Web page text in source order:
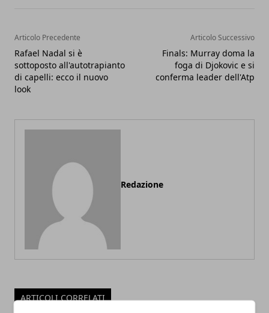
Articolo Precedente
Rafael Nadal si è
sottoposto all'autotrapianto
di capelli: ecco il nuovo
look
Articolo Successivo
Finals: Murray doma la
foga di Djokovic e si
conferma leader dell'Atp
Redazione
ARTICOLI CORRELATI